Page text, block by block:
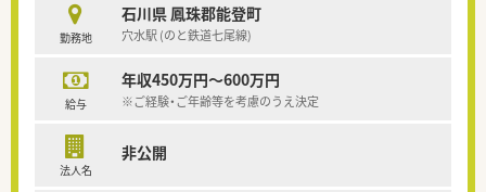
勤務地
石川県 鳳珠郡能登町
穴水駅 (のと鉄道七尾線)
給与
年収450万円～600万円
※ご経験・ご年齢等を考慮のうえ決定
法人名
非公開